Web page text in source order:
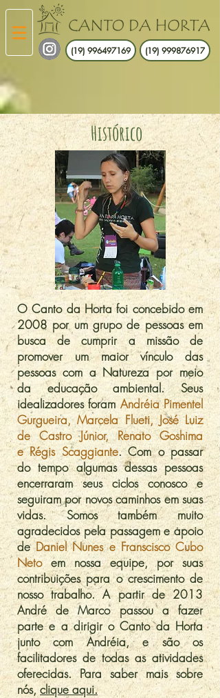
(19) 996497169 (19) 999876917
Histórico
O Canto da Horta foi concebido em
2008 por um grupo de pessoas em
busca de cumprir a missão de
promover um maior vínculo das
pessoas com a Natureza por meio
da educação ambiental. Seus
idealizadores foramAndréia Pimentel
Gurgueira, Marcela Flueti, José Luiz
de Castro Júnior, Renato Goshima
e Régis Scaggiante. Com o passar
do tempo algumas dessas pessoas
encerraram seus ciclos conosco e
seguiram por novos caminhos em suas
vidas. Somos também muito
agradecidos pela passagem e apoio
deDaniel Nunes e Franscisco Cubo
Netoem nossa equipe, por suas
contribuições para o crescimento de
nosso trabalho. A partir de 2013
André de Marco passou a fazer
parte e a dirigir o Canto da Horta
junto com Andréia, e são os
facilitadores de todas as atividades
oferecidas. Para saber mais sobre
nós,clique aqui.